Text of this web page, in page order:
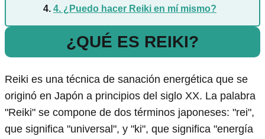
4. ¿Puedo hacer Reiki en mí mismo?
¿QUÉ ES REIKI?
Reiki es una técnica de sanación energética que se
originó en Japón a principios del siglo XX. La palabra
"Reiki" se compone de dos términos japoneses: "rei",
que significa "universal", y "ki", que significa "energía